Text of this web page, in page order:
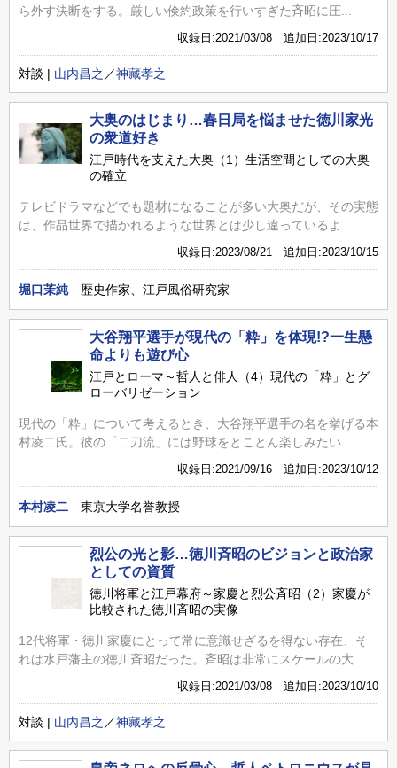
ら外す決断をする。厳しい倹約政策を行いすぎた斉昭に圧...
収録日:2021/03/08 追加日:2023/10/17
対談 | 山内昌之 ／神藏孝之
大奥のはじまり…春日局を悩ませた徳川家光
の衆道好き
江戸時代を支えた大奥（1）生活空間としての大奥
の確立
テレビドラマなどでも題材になることが多い大奥だが、その実態
は、作品世界で描かれるような世界とは少し違っているよ...
収録日:2023/08/21 追加日:2023/10/15
堀口茉純 歴史作家、江戸風俗研究家
大谷翔平選手が現代の「粋」を体現!?一生懸
命よりも遊び心
江戸とローマ～哲人と俳人（4）現代の「粋」とグ
ローバリゼーション
現代の「粋」について考えるとき、大谷翔平選手の名を挙げる本
村凌二氏。彼の「二刀流」には野球をとことん楽しみたい...
収録日:2021/09/16 追加日:2023/10/12
本村凌二 東京大学名誉教授
烈公の光と影…徳川斉昭のビジョンと政治家
としての資質
徳川将軍と江戸幕府～家慶と烈公斉昭（2）家慶が
比較された徳川斉昭の実像
12代将軍・徳川家慶にとって常に意識せざるを得ない存在、そ
れは水戸藩主の徳川斉昭だった。斉昭は非常にスケールの大...
収録日:2021/03/08 追加日:2023/10/10
対談 | 山内昌之 ／神藏孝之